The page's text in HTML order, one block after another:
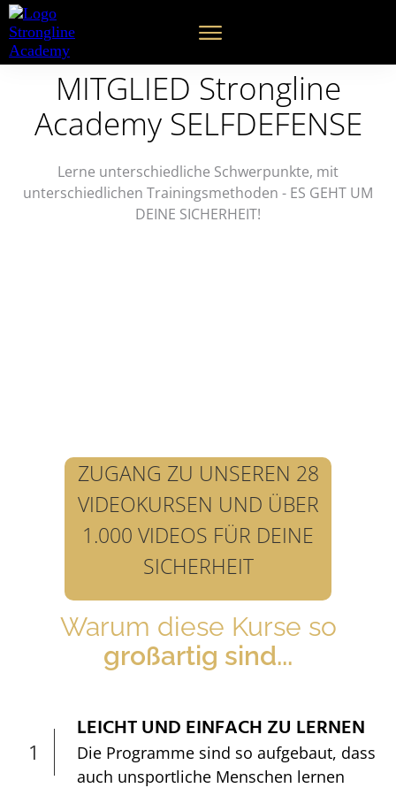
MITGLIED Strongline
Academy SELFDEFENSE
Lerne unterschiedliche Schwerpunkte, mit
unterschiedlichen Trainingsmethoden - ES GEHT UM
DEINE SICHERHEIT!
ZUGANG ZU UNSEREN 28
VIDEOKURSEN UND ÜBER
1.000 VIDEOS FÜR DEINE
SICHERHEIT
Warum diese Kurse so
großartig sind...
1
LEICHT UND EINFACH ZU LERNEN
Die Programme sind so aufgebaut, dass
auch unsportliche Menschen lernen